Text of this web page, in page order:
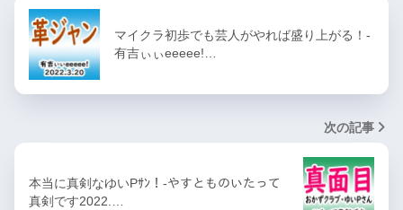
マイクラ初歩でも芸人がやれば盛り上がる！-
有吉ぃぃeeeee!…
次の記事
本当に真剣なゆいPｻﾝ！-やすとものいたって
真剣です2022.…